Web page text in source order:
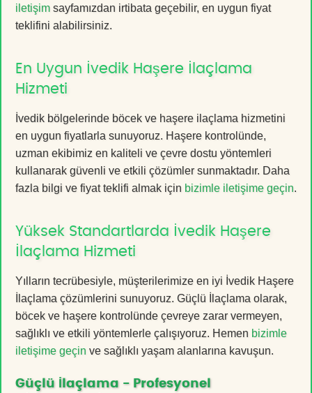
iletişim sayfamızdan irtibata geçebilir, en uygun fiyat
teklifini alabilirsiniz.
En Uygun İvedik Haşere İlaçlama
Hizmeti
İvedik bölgelerinde böcek ve haşere ilaçlama hizmetini
en uygun fiyatlarla sunuyoruz. Haşere kontrolünde,
uzman ekibimiz en kaliteli ve çevre dostu yöntemleri
kullanarak güvenli ve etkili çözümler sunmaktadır. Daha
fazla bilgi ve fiyat teklifi almak için bizimle iletişime geçin.
Yüksek Standartlarda İvedik Haşere
İlaçlama Hizmeti
Yılların tecrübesiyle, müşterilerimize en iyi İvedik Haşere
İlaçlama çözümlerini sunuyoruz. Güçlü İlaçlama olarak,
böcek ve haşere kontrolünde çevreye zarar vermeyen,
sağlıklı ve etkili yöntemlerle çalışıyoruz. Hemen bizimle
iletişime geçin ve sağlıklı yaşam alanlarına kavuşun.
Güçlü İlaçlama - Profesyonel